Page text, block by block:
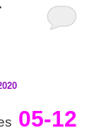
05-12